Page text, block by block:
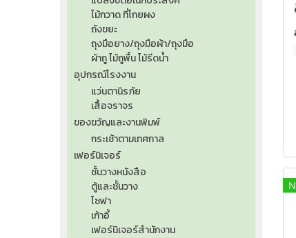
ไม้กวาด ที่โกยผง
ถังขยะ
ถุงมือยาง/ถุงมือผ้า/ถุงมือ
ผ้าถู ไม้ถูพื้น ไม้รีดน้ำ
อุปกรณ์โรงงาน
แว่นตานิรภัย
เสื้อจราจร
ของขวัญและงานพิมพ์
กระเช้าตามเทศกาล
เฟอร์นิเจอร์
ชั้นวางหนังสือ
ตู้และชั้นวาง
โซฟา
เก้าอี้
เฟอร์นิเจอร์สำนักงาน